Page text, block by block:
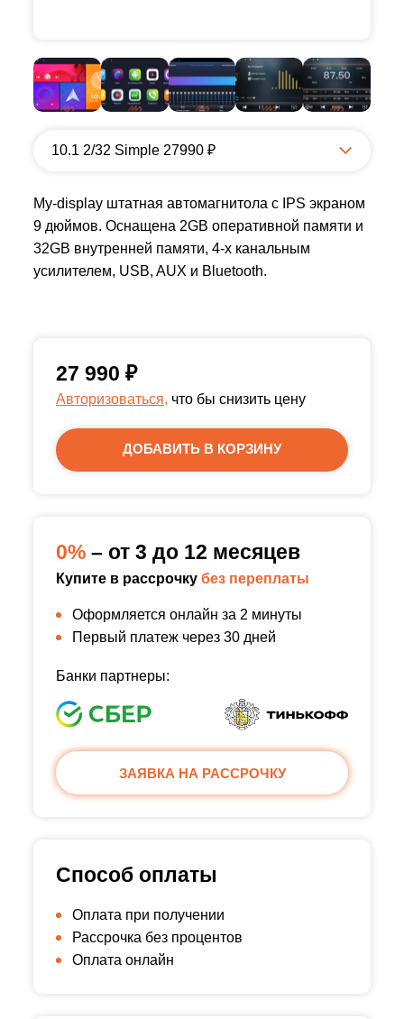
10.1 2/32 Simple 27990 ₽
My-display штатная автомагнитола с IPS экраном
9 дюймов. Оснащена 2GB оперативной памяти и
32GB внутренней памяти, 4-х канальным
усилителем, USB, AUX и Bluetooth.
27 990 ₽
Авторизоваться, что бы снизить цену
ДОБАВИТЬ В КОРЗИНУ
0% – от 3 до 12 месяцев
Купите в рассрочку без переплаты
Оформляется онлайн за 2 минуты
Первый платеж через 30 дней
Банки партнеры:
ЗАЯВКА НА РАССРОЧКУ
Способ оплаты
Оплата при получении
Рассрочка без процентов
Оплата онлайн